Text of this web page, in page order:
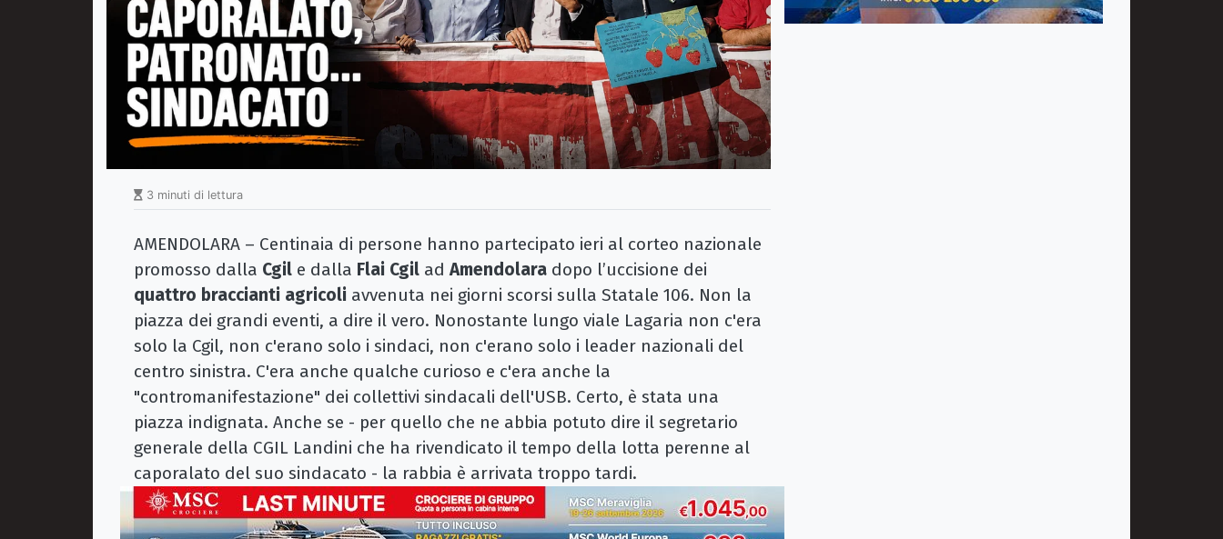
3 minuti di lettura
AMENDOLARA – Centinaia di persone hanno partecipato ieri al corteo nazionale
promosso dalla Cgil e dalla Flai Cgil ad Amendolara dopo l’uccisione dei
quattro braccianti agricoli avvenuta nei giorni scorsi sulla Statale 106. Non la
piazza dei grandi eventi, a dire il vero. Nonostante lungo viale Lagaria non c'era
solo la Cgil, non c'erano solo i sindaci, non c'erano solo i leader nazionali del
centro sinistra. C'era anche qualche curioso e c'era anche la
"contromanifestazione" dei collettivi sindacali dell'USB. Certo, è stata una
piazza indignata. Anche se - per quello che ne abbia potuto dire il segretario
generale della CGIL Landini che ha rivendicato il tempo della lotta perenne al
caporalato del suo sindacato - la rabbia è arrivata troppo tardi.